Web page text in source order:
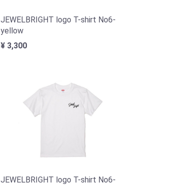
JEWELBRIGHT logo T-shirt No6-
yellow
¥ 3,300
JEWELBRIGHT logo T-shirt No6-